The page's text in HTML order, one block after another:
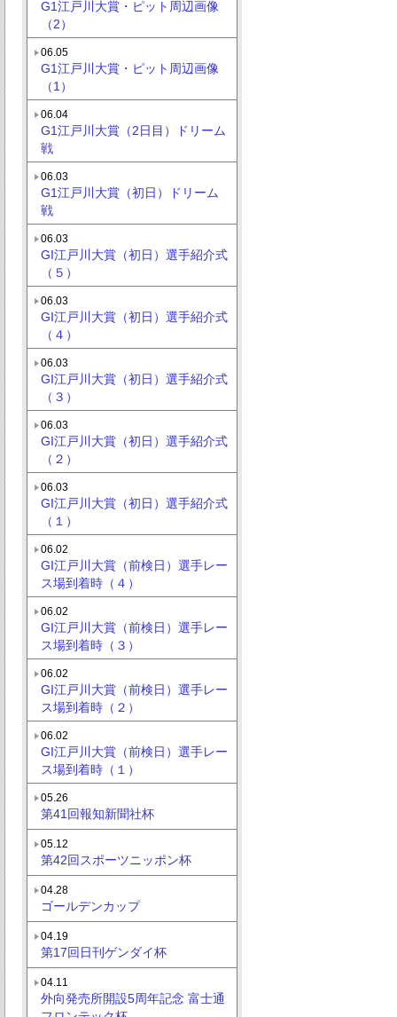
G1江戸川大賞・ピット周辺画像
（2）
06.05
G1江戸川大賞・ピット周辺画像
（1）
06.04
G1江戸川大賞（2日目）ドリーム
戦
06.03
G1江戸川大賞（初日）ドリーム
戦
06.03
GI江戸川大賞（初日）選手紹介式
（５）
06.03
GI江戸川大賞（初日）選手紹介式
（４）
06.03
GI江戸川大賞（初日）選手紹介式
（３）
06.03
GI江戸川大賞（初日）選手紹介式
（２）
06.03
GI江戸川大賞（初日）選手紹介式
（１）
06.02
GI江戸川大賞（前検日）選手レー
ス場到着時（４）
06.02
GI江戸川大賞（前検日）選手レー
ス場到着時（３）
06.02
GI江戸川大賞（前検日）選手レー
ス場到着時（２）
06.02
GI江戸川大賞（前検日）選手レー
ス場到着時（１）
05.26
第41回報知新聞社杯
05.12
第42回スポーツニッポン杯
04.28
ゴールデンカップ
04.19
第17回日刊ゲンダイ杯
04.11
外向発売所開設5周年記念 富士通